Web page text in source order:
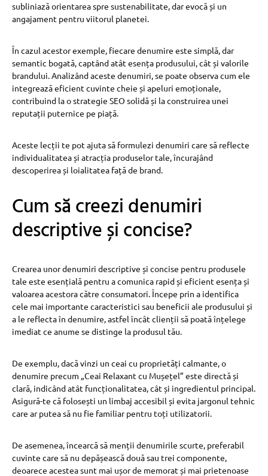
subliniază orientarea spre sustenabilitate, dar evocă și un
angajament pentru viitorul planetei.
În cazul acestor exemple, fiecare denumire este simplă, dar
semantic bogată, captând atât esența produsului, cât și valorile
brandului. Analizând aceste denumiri, se poate observa cum ele
integrează eficient cuvinte cheie și apeluri emoționale,
contribuind la o strategie SEO solidă și la construirea unei
reputații puternice pe piață.
Aceste lecții te pot ajuta să formulezi denumiri care să reflecte
individualitatea și atracția produselor tale, încurajând
descoperirea și loialitatea față de brand.
Cum să creezi denumiri
descriptive și concise?
Crearea unor denumiri descriptive și concise pentru produsele
tale este esențială pentru a comunica rapid și eficient esența și
valoarea acestora către consumatori. Începe prin a identifica
cele mai importante caracteristici sau beneficii ale produsului și
a le reflecta în denumire, astfel încât clienții să poată înțelege
imediat ce anume se distinge la produsul tău.
De exemplu, dacă vinzi un ceai cu proprietăți calmante, o
denumire precum „Ceai Relaxant cu Mușețel” este directă și
clară, indicând atât funcționalitatea, cât și ingredientul principal.
Asigură-te că folosești un limbaj accesibil și evita jargonul tehnic
care ar putea să nu fie familiar pentru toți utilizatorii.
De asemenea, încearcă să menții denumirile scurte, preferabil
cuvinte care să nu depășească două sau trei componente,
deoarece acestea sunt mai ușor de memorat și mai prietenoase